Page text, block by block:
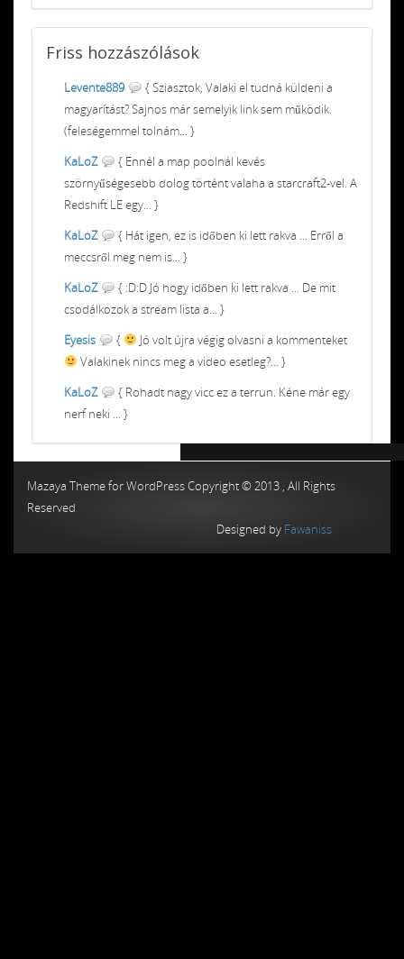
Friss hozzászólások
Levente889
{ Sziasztok, Valaki el tudná küldeni a
magyarítást? Sajnos már semelyik link sem működik.
(feleségemmel tolnám... }
KaLoZ
{ Ennél a map poolnál kevés
szörnyűségesebb dolog történt valaha a starcraft2-vel. A
Redshift LE egy... }
KaLoZ
{ Hát igen, ez is időben ki lett rakva ... Erről a
meccsről meg nem is... }
KaLoZ
{ :D:D Jó hogy időben ki lett rakva ... De mit
csodálkozok a stream lista a... }
Eyesis
{
Jó volt újra végig olvasni a kommenteket
Valakinek nincs meg a video esetleg?... }
KaLoZ
{ Rohadt nagy vicc ez a terrun. Kéne már egy
nerf neki ... }
Mazaya Theme for WordPress Copyright © 2013 , All Rights
Reserved
Designed by Fawaniss